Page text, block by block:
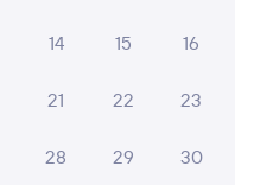
удобной работы
14 15 16
21 22 23
28 29 30